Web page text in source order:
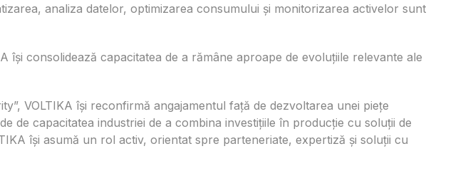
analiza datelor, optimizarea consumului și monitorizarea activelor sunt
consolidează capacitatea de a rămâne aproape de evoluțiile relevante ale
VOLTIKA își reconfirmă angajamentul față de dezvoltarea unei piețe
de capacitatea industriei de a combina investițiile în producție cu soluții de
își asumă un rol activ, orientat spre parteneriate, expertiză și soluții cu